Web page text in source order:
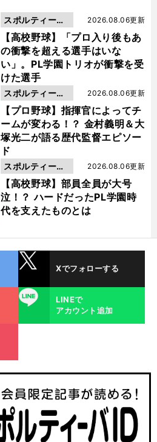
【高校野球】「プロ入り後もあ
の衝撃を超える選手はいな
い」。PL学園トリオが衝撃を受
けた選手
2026.08.06更新
スポルティーバ
動画
【プロ野球】指揮官によってチ
ームが変わる！？ 金村義明＆大
塚光二が語る歴代監督エピソー
ド
2026.08.06更新
スポルティーバ
動画
【高校野球】部員全員が大号
泣！？ ハードだったPL学園時
代を支えたものとは
2026.08.06更新
スポルティーバ
動画
Xでフォローする
LINE
LINEで
アカウント追加